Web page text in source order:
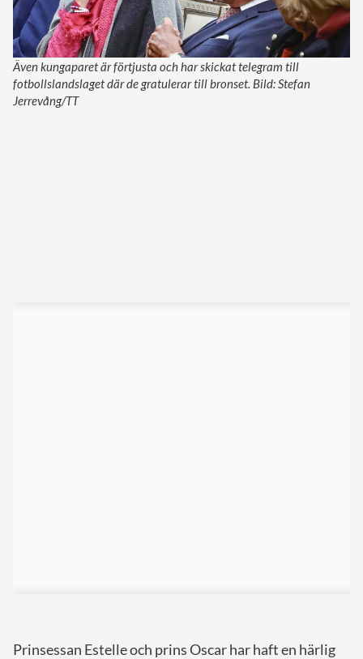
Även kungaparet är förtjusta och har skickat telegram till
fotbollslandslaget där de gratulerar till bronset. Bild: Stefan
Jerrevång/TT
Prinsessan Estelle och prins Oscar har haft en härlig